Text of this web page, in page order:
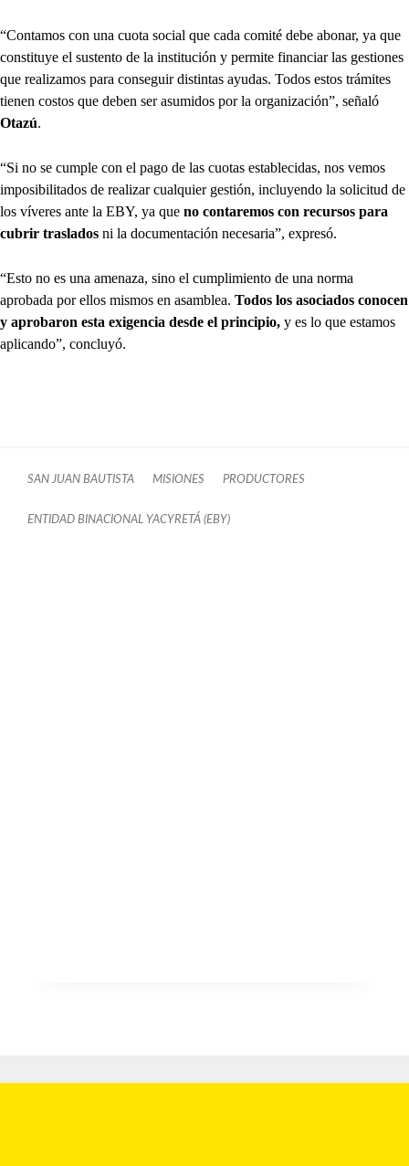
“Contamos con una cuota social que cada comité debe abonar, ya que
constituye el sustento de la institución y permite financiar las gestiones
que realizamos para conseguir distintas ayudas. Todos estos trámites
tienen costos que deben ser asumidos por la organización”, señaló
Otazú.
“Si no se cumple con el pago de las cuotas establecidas, nos vemos
imposibilitados de realizar cualquier gestión, incluyendo la solicitud de
los víveres ante la EBY, ya que no contaremos con recursos para
cubrir traslados ni la documentación necesaria”, expresó.
“Esto no es una amenaza, sino el cumplimiento de una norma
aprobada por ellos mismos en asamblea. Todos los asociados conocen
y aprobaron esta exigencia desde el principio, y es lo que estamos
aplicando”, concluyó.
SAN JUAN BAUTISTA MISIONES PRODUCTORES
ENTIDAD BINACIONAL YACYRETÁ (EBY)